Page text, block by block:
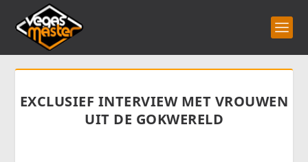
EXCLUSIEF INTERVIEW MET VROUWEN
UIT DE GOKWERELD